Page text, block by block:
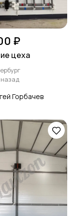
₽
цеха
Горбачев